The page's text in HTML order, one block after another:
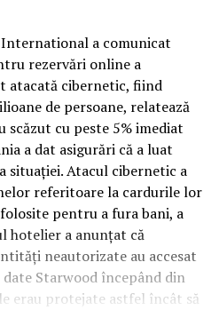
a comunicat
rezervări online a
atacată cibernetic, fiind
de persoane, relatează
scăzut cu peste 5% imediat
a dat asigurări că a luat
situaţiei. Atacul cibernetic a
referitoare la cardurile lor
pentru a fura bani, a
hotelier a anunţat că
neautorizate au accesat
Starwood începând din
erau protejate astfel încât să